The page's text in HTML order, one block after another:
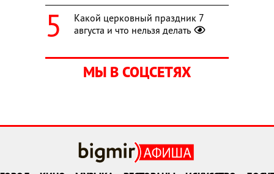
Какой церковный праздник 7
августа и что нельзя делать
МЫ В СОЦСЕТЯХ